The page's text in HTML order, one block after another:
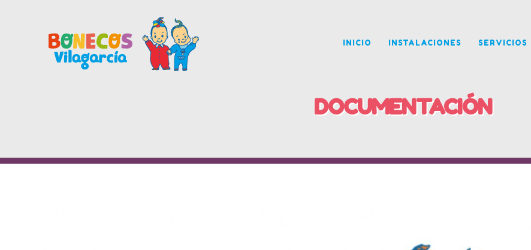
INICIO INSTALACIONES SERVICIOS
DOCUMENTACIÓN